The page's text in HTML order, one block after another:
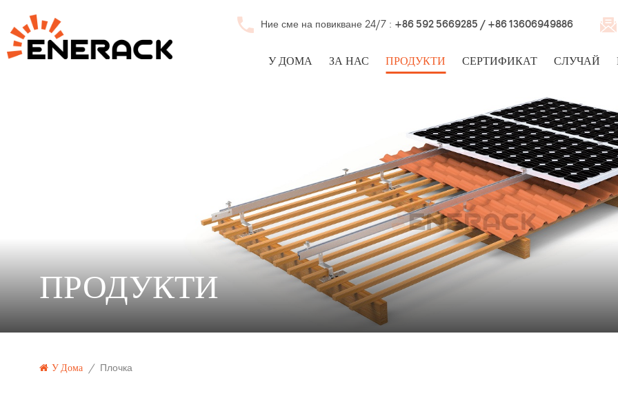
Ние сме на повикване 24/7 : +86 592 5669285 / +86 13606949886
У ДОМА ЗА НАС ПРОДУКТИ СЕРТИФИКАТ СЛУЧАЙ
ПРОДУКТИ
У Дома / Плочка